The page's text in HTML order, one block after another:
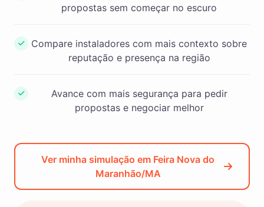
propostas sem começar no escuro
Compare instaladores com mais contexto sobre
reputação e presença na região
Avance com mais segurança para pedir
propostas e negociar melhor
Ver minha simulação em Feira Nova do
Maranhão/MA